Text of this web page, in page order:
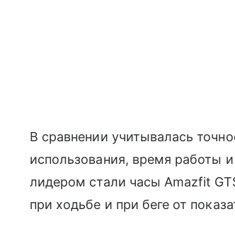
В сравнении учитывалась
использования, время работы
лидером стали часы Amazfit
при ходьбе и при беге от